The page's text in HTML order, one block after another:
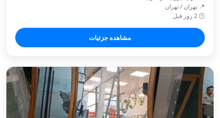
📍 تهران / تهران
🕒 2 روز قبل
مشاهده جزئیات